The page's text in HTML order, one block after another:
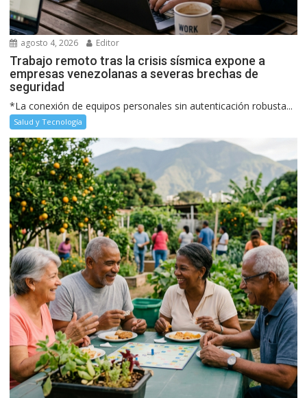
agosto 4, 2026 Editor
Trabajo remoto tras la crisis sísmica expone a
empresas venezolanas a severas brechas de
seguridad
*La conexión de equipos personales sin autenticación robusta...
Salud y Tecnología